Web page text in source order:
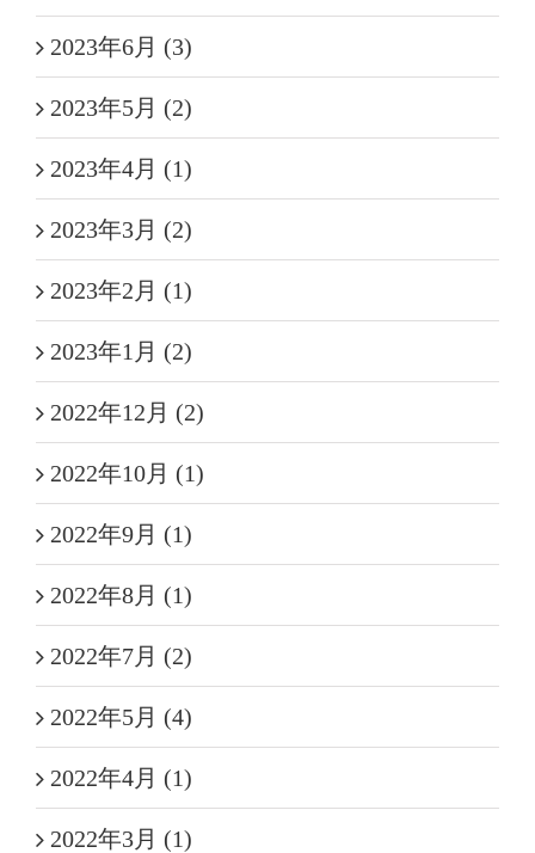
2023年6月 (3)
2023年5月 (2)
2023年4月 (1)
2023年3月 (2)
2023年2月 (1)
2023年1月 (2)
2022年12月 (2)
2022年10月 (1)
2022年9月 (1)
2022年8月 (1)
2022年7月 (2)
2022年5月 (4)
2022年4月 (1)
2022年3月 (1)